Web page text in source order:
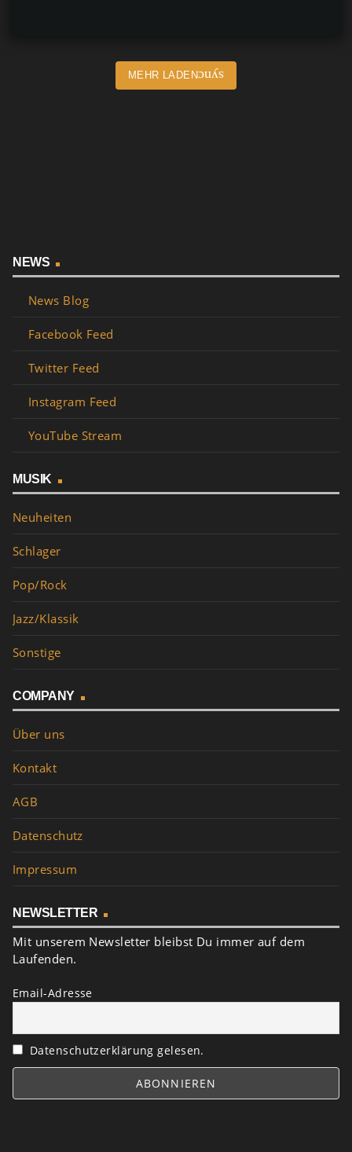
MEHR LADEN sync
NEWS
News Blog
Facebook Feed
Twitter Feed
Instagram Feed
YouTube Stream
MUSIK
Neuheiten
Schlager
Pop/Rock
Jazz/Klassik
Sonstige
COMPANY
Über uns
Kontakt
AGB
Datenschutz
Impressum
NEWSLETTER
Mit unserem Newsletter bleibst Du immer auf dem
Laufenden.
Email-Adresse
Datenschutzerklärung gelesen.